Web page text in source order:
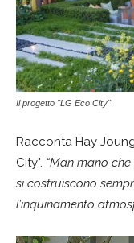
Il progetto "LG Eco City"
Racconta Hay
City". “Man mano
si costruiscono
l’inquinamento